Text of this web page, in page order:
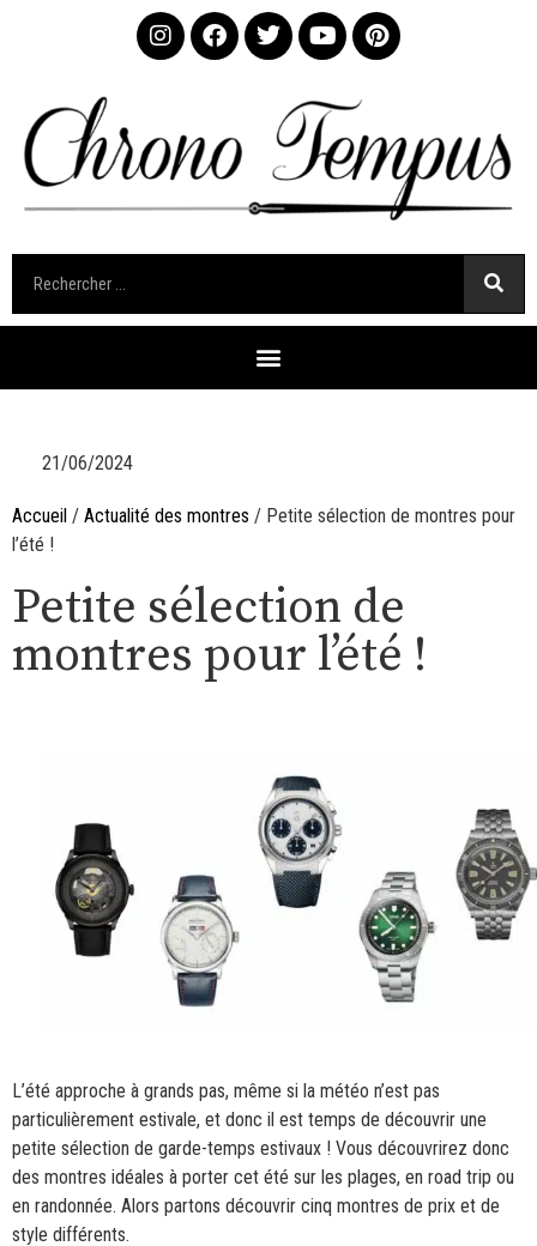
21/06/2024
Accueil / Actualité des montres / Petite sélection de montres pour
l’été !
Petite sélection de
montres pour l’été !
L’été approche à grands pas, même si la météo n’est pas
particulièrement estivale, et donc il est temps de découvrir une
petite sélection de garde-temps estivaux ! Vous découvrirez donc
des montres idéales à porter cet été sur les plages, en road trip ou
en randonnée. Alors partons découvrir cinq montres de prix et de
style différents.